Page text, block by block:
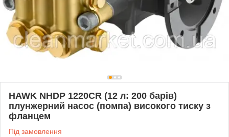
HAWK NHDP 1220CR (12 л: 200 барів)
плунжерний насос (помпа) високого тиску з
фланцем
Під замовлення